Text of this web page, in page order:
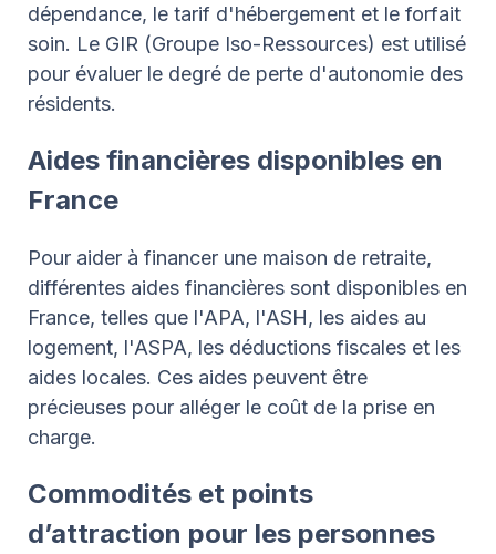
dépendance, le tarif d'hébergement et le forfait
soin. Le GIR (Groupe Iso-Ressources) est utilisé
pour évaluer le degré de perte d'autonomie des
résidents.
Aides financières disponibles en
France
Pour aider à financer une maison de retraite,
différentes aides financières sont disponibles en
France, telles que l'APA, l'ASH, les aides au
logement, l'ASPA, les déductions fiscales et les
aides locales. Ces aides peuvent être
précieuses pour alléger le coût de la prise en
charge.
Commodités et points
d’attraction pour les personnes